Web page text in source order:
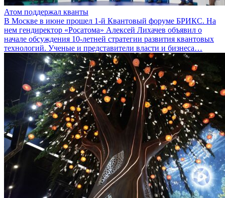
Атом поддержал кванты
В Москве в июне прошел 1-й Квантовый форуме БРИКС. На
нем гендиректор «Росатома» Алексей Лихачев объявил о
начале обсуждения 10-летней стратегии развития квантовых
технологий. Ученые и представители власти и бизнеса…